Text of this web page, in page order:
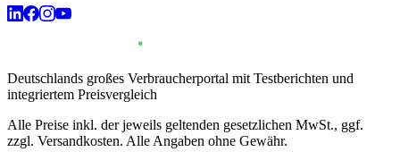
Deutschlands großes Verbraucherportal mit Testberichten und
integriertem Preisvergleich
Alle Preise inkl. der jeweils geltenden gesetzlichen MwSt., ggf.
zzgl. Versandkosten. Alle Angaben ohne Gewähr.